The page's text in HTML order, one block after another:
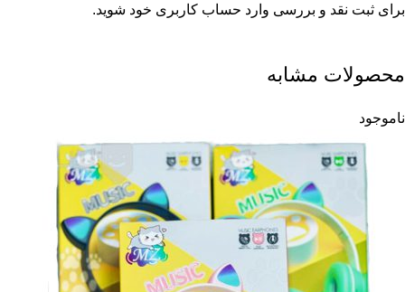
برای ثبت نقد و بررسی وارد حساب کاربری خود شوید.
محصولات مشابه
ناموجود